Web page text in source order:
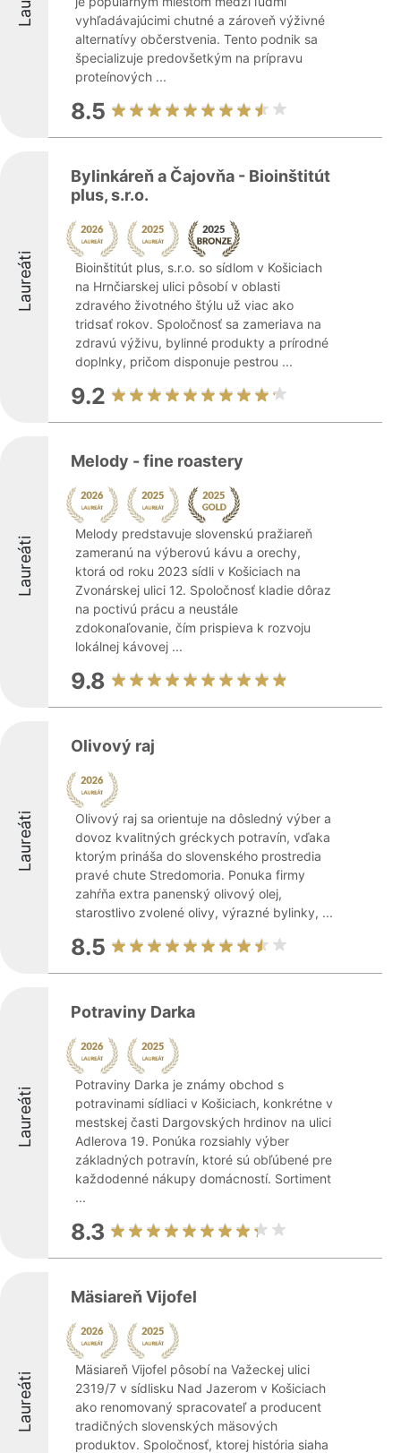
vyhľadávajúcimi chutné a zároveň výživné
alternatívy občerstvenia. Tento podnik sa
špecializuje predovšetkým na prípravu
proteínových ...
8.5
Laureáti
Bylinkáreň a Čajovňa - Bioinštitút
plus, s.r.o.
Bioinštitút plus, s.r.o. so sídlom v Košiciach
na Hrnčiarskej ulici pôsobí v oblasti
zdravého životného štýlu už viac ako
tridsať rokov. Spoločnosť sa zameriava na
zdravú výživu, bylinné produkty a prírodné
doplnky, pričom disponuje pestrou ...
9.2
Laureáti
Melody - fine roastery
Melody predstavuje slovenskú pražiareň
zameranú na výberovú kávu a orechy,
ktorá od roku 2023 sídli v Košiciach na
Zvonárskej ulici 12. Spoločnosť kladie dôraz
na poctivú prácu a neustále
zdokonaľovanie, čím prispieva k rozvoju
lokálnej kávovej ...
9.8
Laureáti
Olivový raj
Olivový raj sa orientuje na dôsledný výber a
dovoz kvalitných gréckych potravín, vďaka
ktorým prináša do slovenského prostredia
pravé chute Stredomoria. Ponuka firmy
zahŕňa extra panenský olivový olej,
starostlivo zvolené olivy, výrazné bylinky, ...
8.5
Laureáti
Potraviny Darka
Potraviny Darka je známy obchod s
potravinami sídliaci v Košiciach, konkrétne v
mestskej časti Dargovských hrdinov na ulici
Adlerova 19. Ponúka rozsiahly výber
základných potravín, ktoré sú obľúbené pre
každodenné nákupy domácností. Sortiment
...
8.3
Laureáti
Mäsiareň Vijofel
Mäsiareň Vijofel pôsobí na Važeckej ulici
2319/7 v sídlisku Nad Jazerom v Košiciach
ako renomovaný spracovateľ a producent
tradičných slovenských mäsových
produktov. Spoločnosť, ktorej história siaha